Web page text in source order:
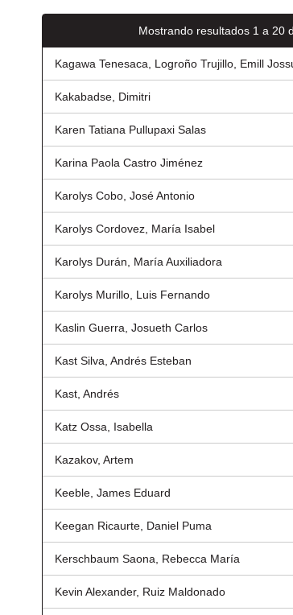
Mostrando resultados 1 a 20
Kagawa Tenesaca, Logroño Trujillo, Emill
Kakabadse, Dimitri
Karen Tatiana Pullupaxi Salas
Karina Paola Castro Jiménez
Karolys Cobo, José Antonio
Karolys Cordovez, María Isabel
Karolys Durán, María Auxiliadora
Karolys Murillo, Luis Fernando
Kaslin Guerra, Josueth Carlos
Kast Silva, Andrés Esteban
Kast, Andrés
Katz Ossa, Isabella
Kazakov, Artem
Keeble, James Eduard
Keegan Ricaurte, Daniel Puma
Kerschbaum Saona, Rebecca María
Kevin Alexander, Ruiz Maldonado